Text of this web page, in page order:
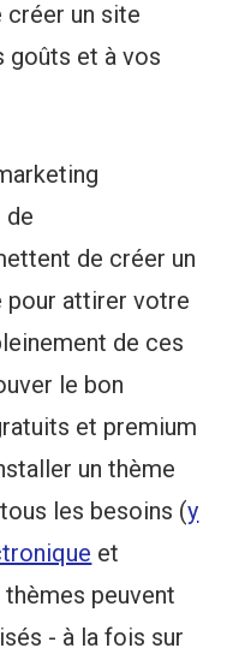
créer un site
goûts et à vos
de
de créer un
pour attirer votre
de ces
le bon
et premium
un thème
les besoins (y
et
thèmes peuvent
- à la fois sur